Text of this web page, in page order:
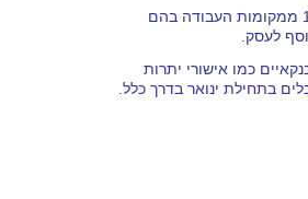
אספו טופסי 106 ממקומות העבודה בהם
לעסק.
כמו אישורי יתרות
בתחילת ינואר בדרך כלל.